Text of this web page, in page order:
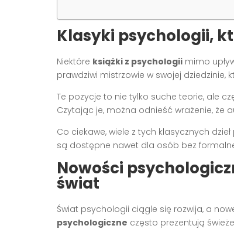
Klasyki psychologii,
Niektóre książki z psychologii mimo
prawdziwi mistrzowie w swojej dziedzinie,
Te pozycje to nie tylko suche teorie, ale
Czytając je, można odnieść wrażenie, że
Co ciekawe, wiele z tych klasycznych
są dostępne nawet dla osób bez
Nowości
świat
Świat psychologii ciągle się rozwija, a
psychologiczne często prezentują